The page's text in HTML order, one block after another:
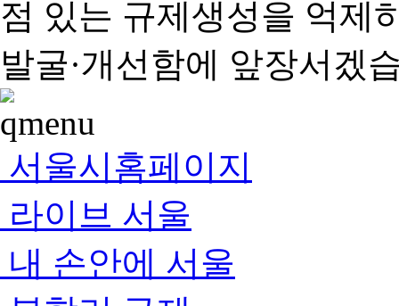
점 있는 규제생성을 억제
발굴·개선함에 앞장서겠
서울시홈페이지
라이브 서울
내 손안에 서울